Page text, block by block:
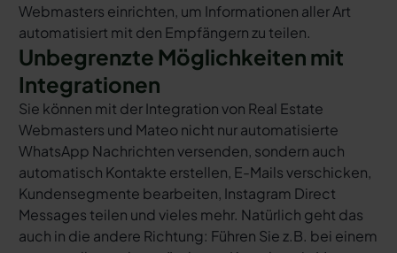
Webmasters einrichten, um Informationen aller Art
automatisiert mit den Empfängern zu teilen.
Unbegrenzte Möglichkeiten mit
Integrationen
Sie können mit der Integration von Real Estate
Webmasters und Mateo nicht nur automatisierte
WhatsApp Nachrichten versenden, sondern auch
automatisch Kontakte erstellen, E-Mails verschicken,
Kundensegmente bearbeiten, Instagram Direct
Messages teilen und vieles mehr. Natürlich geht das
auch in die andere Richtung: Führen Sie z.B. bei einem